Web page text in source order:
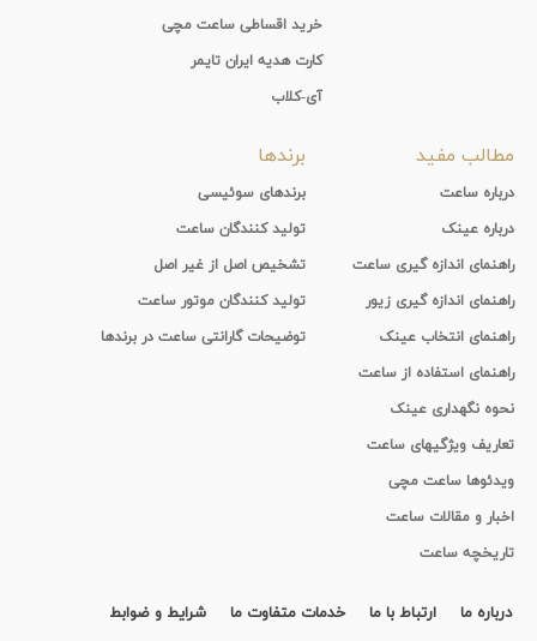
خرید اقساطی ساعت مچی
کارت هدیه ایران تایمر
آی-کلاب
مطالب مفید
درباره ساعت
درباره عینک
راهنمای اندازه گیری ساعت
راهنمای اندازه گیری زیور
راهنمای انتخاب عینک
راهنمای استفاده از ساعت
نحوه نگهداری عینک
تعاریف ویژگیهای ساعت
ویدئوها ساعت مچی
اخبار و مقالات ساعت
تاریخچه ساعت
برندها
برندهای سوئیسی
تولید کنندگان ساعت
تشخیص اصل از غیر اصل
تولید کنندگان موتور ساعت
توضیحات گارانتی ساعت در برندها
درباره ما ارتباط با ما خدمات متفاوت ما
شرایط و ضوابط